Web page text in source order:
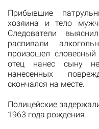
Прибывшие
хозяина и тело
Следователи
распивали
произошел
отец нанес сыну
нанесенных
скончался на месте.
Полицейские
1963 года рождения.